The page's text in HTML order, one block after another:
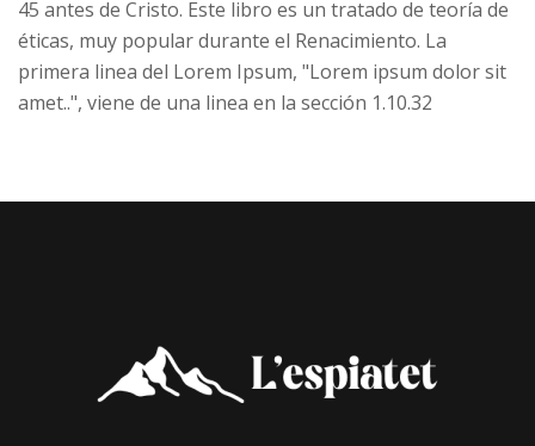
45 antes de Cristo. Este libro es un tratado de teoría de
éticas, muy popular durante el Renacimiento. La
primera linea del Lorem Ipsum, "Lorem ipsum dolor sit
amet..", viene de una linea en la sección 1.10.32